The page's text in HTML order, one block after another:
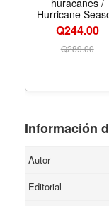
huracanes /
Hurricane
(Spanish Edition)
FormatoQ244.00
Q289.00
Información
Autor
Editorial